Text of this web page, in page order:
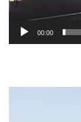
00:00